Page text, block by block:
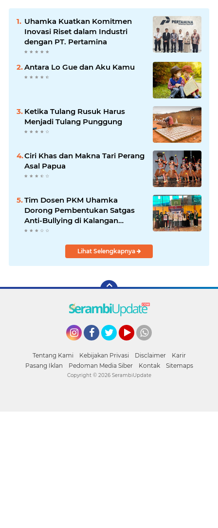
Uhamka Kuatkan Komitmen
Inovasi Riset dalam Industri
dengan PT. Pertamina
Antara Lo Gue dan Aku Kamu
Ketika Tulang Rusuk Harus
Menjadi Tulang Punggung
Ciri Khas dan Makna Tari Perang
Asal Papua
Tim Dosen PKM Uhamka
Dorong Pembentukan Satgas
Anti-Bullying di Kalangan
Remaja
Lihat Selengkapnya
Tentang Kami Kebijakan Privasi Disclaimer
Karir
Pasang Iklan
Pedoman Media Siber Kontak Sitemaps
Copyright © 2026 SerambiUpdate